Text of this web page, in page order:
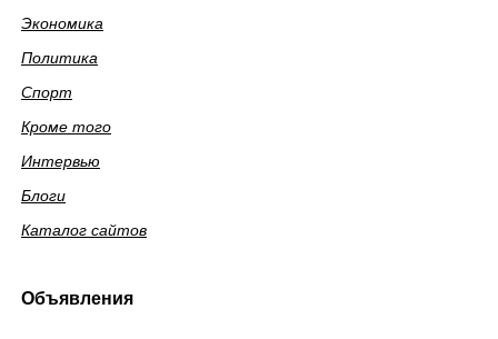
Экономика
Политика
Спорт
Кроме того
Интервью
Блоги
Каталог сайтов
Объявления